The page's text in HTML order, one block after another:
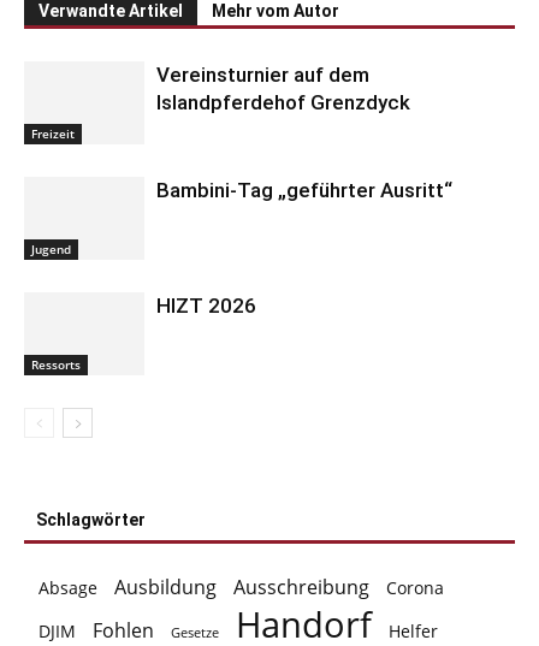
Verwandte Artikel Mehr vom Autor
Freizeit
Vereinsturnier auf dem
Islandpferdehof Grenzdyck
Jugend
Bambini-Tag „geführter Ausritt“
Ressorts
HIZT 2026
Schlagwörter
Absage Ausbildung Ausschreibung
Corona
DJIM
Fohlen Gesetze Handorf
Helfer